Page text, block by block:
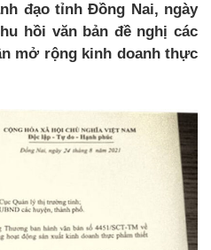
đạo tỉnh Đồng Nai, ngày
hồi văn bản đề nghị các
mở rộng kinh doanh thực